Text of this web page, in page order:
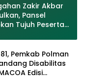
Zakir Akbar
Pansel
Tujuh Peserta
Wai Tipalayo
Pemkab Polman
Disabilitas
Edisi